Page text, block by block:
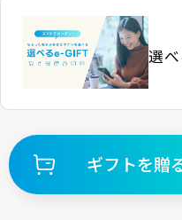
選
ギフトを贈